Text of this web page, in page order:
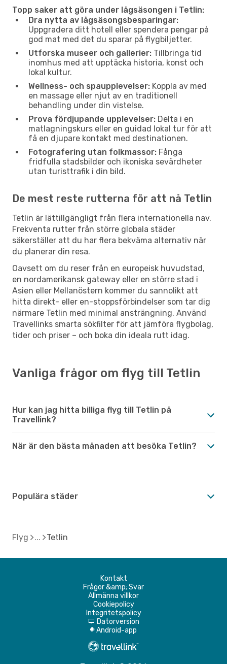
Topp saker att göra under lågsäsongen i Tetlin:
Dra nytta av lågsäsongsbesparingar:
Uppgradera ditt hotell eller spendera pengar på
god mat med det du sparar på flygbiljetter.
Utforska museer och gallerier: Tillbringa tid
inomhus med att upptäcka historia, konst och
lokal kultur.
Wellness- och spaupplevelser: Koppla av med
en massage eller njut av en traditionell
behandling under din vistelse.
Prova fördjupande upplevelser: Delta i en
matlagningskurs eller en guidad lokal tur för att
få en djupare kontakt med destinationen.
Fotografering utan folkmassor: Fånga
fridfulla stadsbilder och ikoniska sevärdheter
utan turisttrafik i din bild.
De mest reste rutterna för att nå Tetlin
Tetlin är lättillgängligt från flera internationella nav.
Frekventa rutter från större globala städer
säkerställer att du har flera bekväma alternativ när
du planerar din resa.
Oavsett om du reser från en europeisk huvudstad,
en nordamerikansk gateway eller en större stad i
Asien eller Mellanöstern kommer du sannolikt att
hitta direkt- eller en-stoppsförbindelser som tar dig
närmare Tetlin med minimal ansträngning. Använd
Travellinks smarta sökfilter för att jämföra flygbolag,
tider och priser – och boka din ideala rutt idag.
Vanliga frågor om flyg till Tetlin
Hur kan jag hitta billiga flyg till Tetlin på
Travellink?
När är den bästa månaden att besöka Tetlin?
Populära städer
Flyg Tetlin
Kontakt
Frågor &amp; Svar
Allmänna villkor
Cookiepolicy
Integritetspolicy
d Datorversion
A Android-app